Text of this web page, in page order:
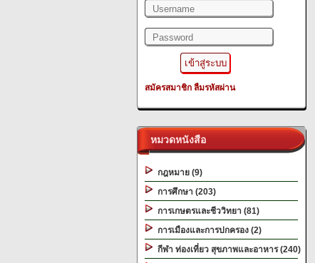
สมัครสมาชิก ลืมรหัสผ่าน
หมวดหนังสือ
กฎหมาย (9)
การศึกษา (203)
การเกษตรและชีววิทยา (81)
การเมืองและการปกครอง (2)
กีฬา ท่องเที่ยว สุขภาพและอาหาร (240)